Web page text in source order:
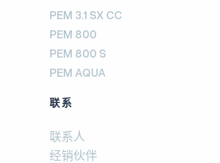
PEM 3.1 SX CC
PEM 800
PEM 800 S
PEM AQUA
联系
联系人
经销伙伴